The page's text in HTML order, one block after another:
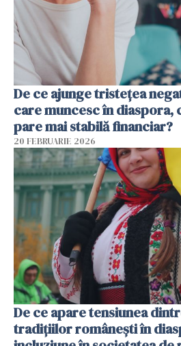
De ce ajunge tristețea
care muncesc în diaspora,
pare mai stabilă financiar?
20 FEBRUARIE 2026
De ce apare tensiunea
tradițiilor românești în